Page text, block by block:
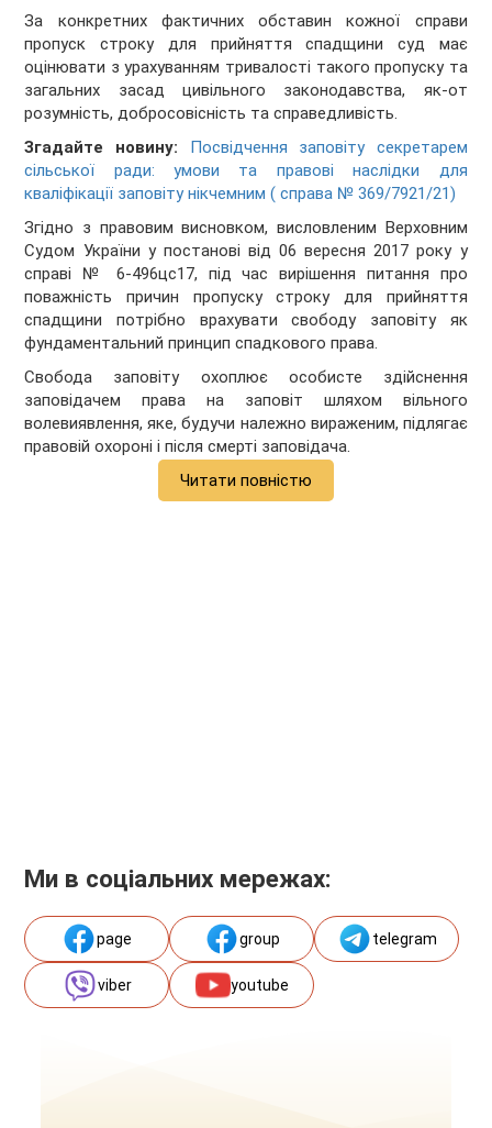
За конкретних фактичних обставин кожної справи
пропуск строку для прийняття спадщини суд має
оцінювати з урахуванням тривалості такого пропуску та
загальних засад цивільного законодавства, як-от
розумність, добросовісність та справедливість.
Згадайте новину: Посвідчення заповіту секретарем
сільської ради: умови та правові наслідки для
кваліфікації заповіту нікчемним ( справа № 369/7921/21)
Згідно з правовим висновком, висловленим Верховним
Судом України у постанові від 06 вересня 2017 року у
справі № 6-496цс17, під час вирішення питання про
поважність причин пропуску строку для прийняття
спадщини потрібно врахувати свободу заповіту як
фундаментальний принцип спадкового права.
Свобода заповіту охоплює особисте здійснення
заповідачем права на заповіт шляхом вільного
волевиявлення, яке, будучи належно вираженим, підлягає
правовій охороні і після смерті заповідача.
Читати повністю
Ми в соціальних мережах:
page group telegram
viber youtube